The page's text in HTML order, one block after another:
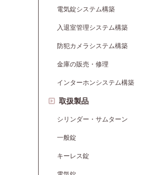
電気錠システム構築
入退室管理システム構築
防犯カメラシステム構築
金庫の販売・修理
インターホンシステム構築
取扱製品
シリンダー・サムターン
一般錠
キーレス錠